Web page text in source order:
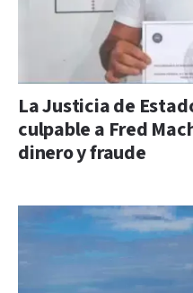
La Justicia de
culpable a Fred
dinero y fraude